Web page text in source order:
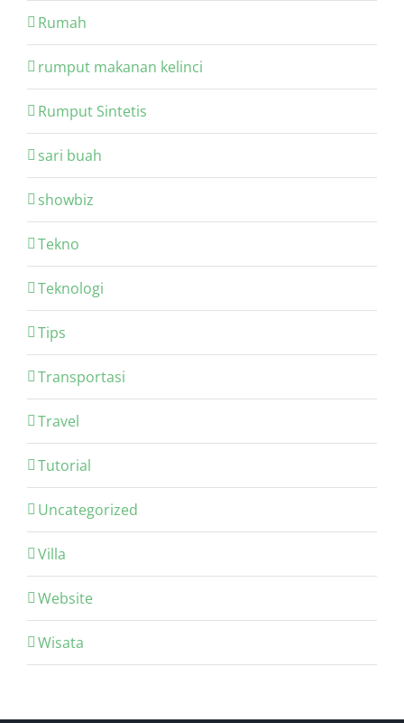
Rumah
rumput makanan kelinci
Rumput Sintetis
sari buah
showbiz
Tekno
Teknologi
Tips
Transportasi
Travel
Tutorial
Uncategorized
Villa
Website
Wisata